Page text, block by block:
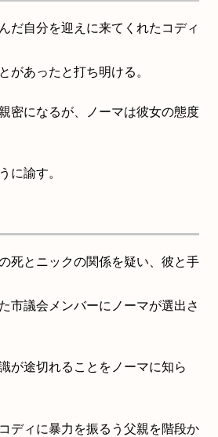
だ自分を迎えに来てくれたコディ
があったと打ち明ける。
密になるが、ノーマは彼女の態度
に諭す。
死とニックの関係を疑い、彼と手
市議会メンバーにノーマが選出さ
が途切れることをノーマに知ら
ディに暴力を振るう父親を階段か